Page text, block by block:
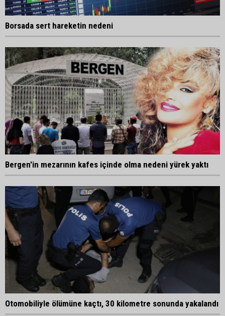
Borsada sert hareketin nedeni
Bergen'in mezarının kafes içinde olma nedeni yürek yaktı
Otomobiliyle ölümüne kaçtı, 30 kilometre sonunda yakalandı